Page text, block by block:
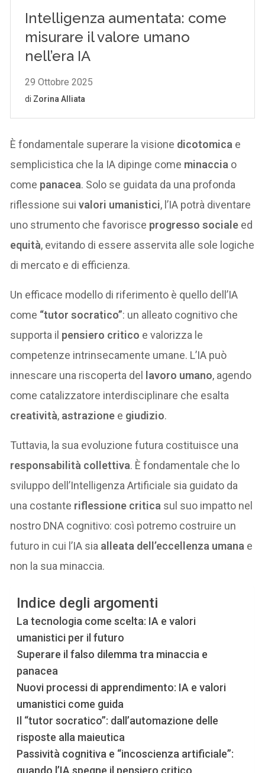
È fondamentale superare la visione dicotomica e
semplicistica che la IA dipinge come minaccia o
come panacea. Solo se guidata da una profonda
riflessione suivalori umanistici, l’IA potrà diventare
uno strumento che favorisce progresso sociale ed
equità, evitando di essere asservita alle sole logiche
di mercato e di efficienza.
Un efficace modello di riferimento è quello dell’IA
come “tutor socratico”: un alleato cognitivo che
supporta il pensiero critico e valorizza le
competenze intrinsecamente umane. L’IA può
innescare una riscoperta del lavoro umano, agendo
come catalizzatore interdisciplinare che esalta
creatività, astrazione e giudizio.
Tuttavia, la sua evoluzione futura costituisce una
responsabilità collettiva. È fondamentale che lo
sviluppo dell’Intelligenza Artificiale sia guidato da
una costante riflessione critica sul suo impatto nel
nostro DNA cognitivo: così potremo costruire un
futuro in cui l’IA sia alleata dell’eccellenza umana e
non la sua minaccia.
Indice degli argomenti
La tecnologia come scelta: IA e valori
umanistici per il futuro
Superare il falso dilemma tra minaccia e
panacea
Nuovi processi di apprendimento: IA e valori
umanistici come guida
Il “tutor socratico”: dall’automazione delle
risposte alla maieutica
Passività cognitiva e “incoscienza artificiale”:
quando l’IA spegne il pensiero critico